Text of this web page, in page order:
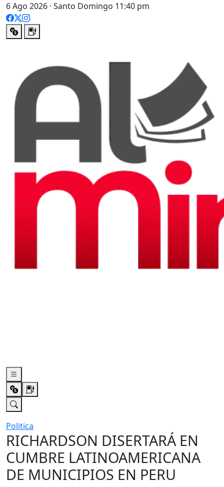
6 Ago 2026 · Santo Domingo 11:40 pm
Politica
RICHARDSON DISERTARÁ EN
CUMBRE LATINOAMERICANA
DE MUNICIPIOS EN PERU